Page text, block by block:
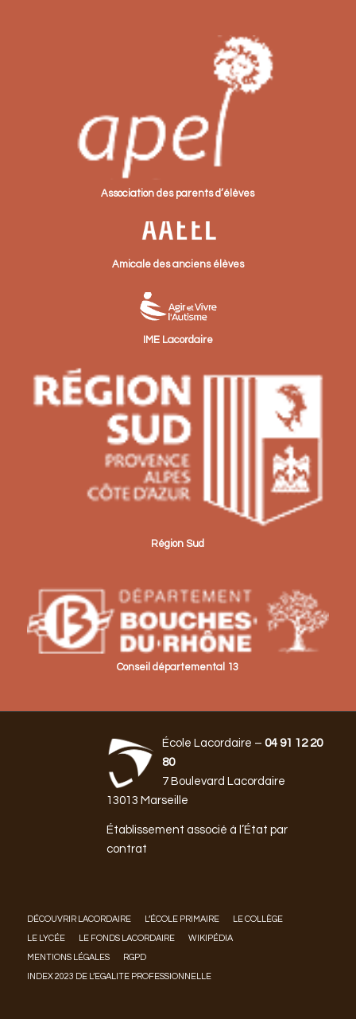
Association des parents d’élèves
Amicale des anciens élèves
IME Lacordaire
Région Sud
Conseil départemental 13
École Lacordaire – 04 91 12 20
80
7 Boulevard Lacordaire
13013 Marseille
Établissement associé à l’État par
contrat
DÉCOUVRIR LACORDAIRE L’ÉCOLE PRIMAIRE LE COLLÈGE
LE LYCÉE LE FONDS LACORDAIRE WIKIPÉDIA
MENTIONS LÉGALES RGPD
INDEX 2023 DE L’EGALITE PROFESSIONNELLE